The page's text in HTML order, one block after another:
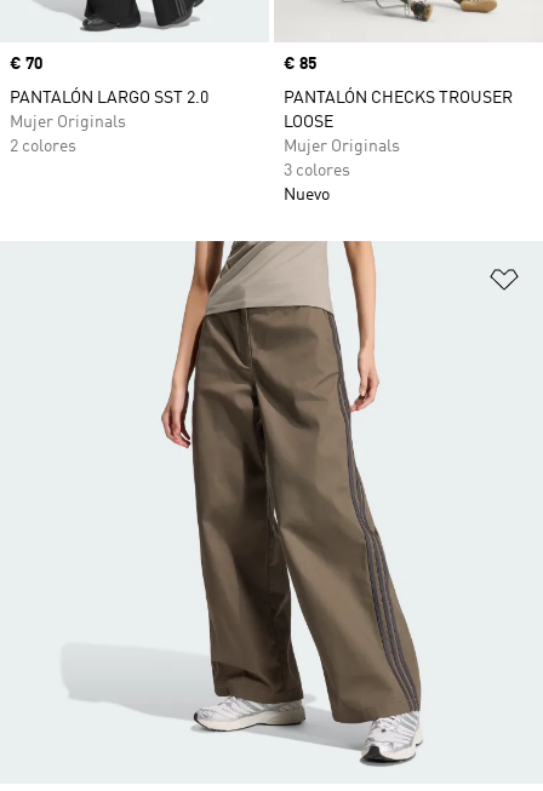
Precio
€ 70
PANTALÓN LARGO SST 2.0
Mujer Originals
2 colores
Precio
€ 85
PANTALÓN CHECKS TROUSER
LOOSE
Mujer Originals
3 colores
Nuevo